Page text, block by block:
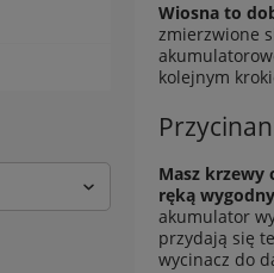
Wiosna to
zmierzwione
kolejnym
Masz krzewy
ręką
akumulator
przydają się
wycinacz do